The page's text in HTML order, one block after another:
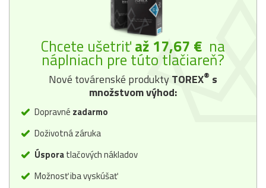
Chcete ušetriťaž 17,67 € na
náplniach pre túto tlačiareň?
Nové továrenské produktyTOREX® s
množstvom výhod:
Dopravné zadarmo
Doživotná záruka
Úsporatlačových nákladov
Možnosť iba vyskúšať